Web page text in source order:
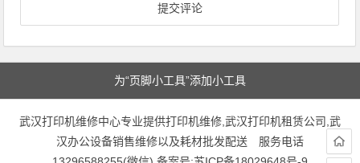
为“页脚小工具”添加小工具
武汉打印机维修中心专业提供打印机维修,武汉打印机租赁公司,武
汉办公设备销售维修以及耗材批发配送 服务电话